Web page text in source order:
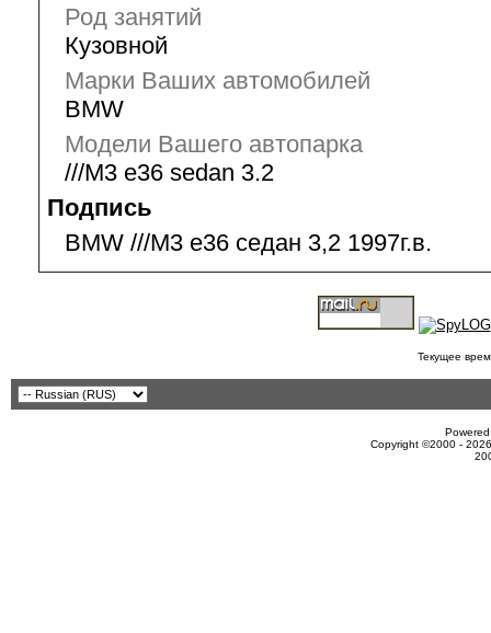
Род занятий
Кузовной
Марки Ваших автомобилей
BMW
Модели Вашего автопарка
///M3 e36 sedan 3.2
Подпись
BMW ///M3 e36 седан 3,2 1997г.в.
Текущее
Copyright ©2000 -